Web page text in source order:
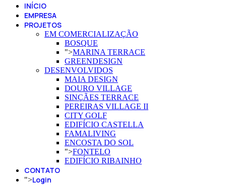
INÍCIO
EMPRESA
PROJETOS
EM COMERCIALIZAÇÃO
BOSQUE
">MARINA TERRACE
GREENDESIGN
DESENVOLVIDOS
MAIA DESIGN
DOURO VILLAGE
SINÇÃES TERRACE
PEREIRAS VILLAGE II
CITY GOLF
EDIFÍCIO CASTELLA
FAMALIVING
ENCOSTA DO SOL
">FONTELO
EDIFÍCIO RIBAINHO
CONTATO
">Login